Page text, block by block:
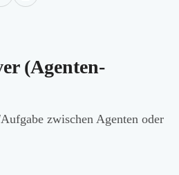
(Agenten-
zwischen Agenten oder